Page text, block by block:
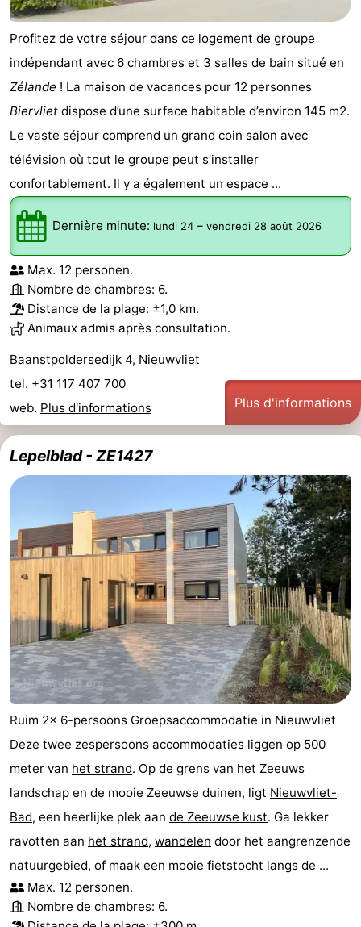
-
Médicales
Région
Walcheren
-
Veere
Domburg
-
Zoutelande
-
Vlissingen
-
Middelburg
Zeeuws-
Vlaanderen
-
Nieuwvliet
-
Breskens
-
Cadzand-
Dorp
-
Retranchement
-
Nature
Het
Zwin
Flandre-
Occidentale
-
Bruges
-
Gand
La
côte
-
Knokke-
Heist
-
Zeebrugge
-
Blankenberge
-
Wenduine
Météo
Profitez de votre séjour dans ce logement de groupe
indépendant avec 6 chambres et 3 salles de bain situé en
Zélande ! La maison de vacances pour 12 personnes
Biervliet dispose d’une surface habitable d’environ 145 m2.
Le vaste séjour comprend un grand coin salon avec
télévision où tout le groupe peut s’installer
confortablement. Il y a également un espace ...
Dernière minute: lundi 24 – vendredi 28 août 2026
Max. 12 personen.
Nombre de chambres: 6.
Distance de la plage: ±1,0 km.
Animaux admis après consultation.
Baanstpoldersedijk 4, Nieuwvliet
tel. +31 117 407 700
web. Plus d'informations Plus d'informations
Lepelblad - ZE1427
Ruim 2x 6-persoons Groepsaccommodatie in Nieuwvliet
Deze twee zespersoons accommodaties liggen op 500
meter van het strand. Op de grens van het Zeeuws
landschap en de mooie Zeeuwse duinen, ligt Nieuwvliet-
Bad, een heerlijke plek aan de Zeeuwse kust. Ga lekker
ravotten aan het strand, wandelen door het aangrenzende
natuurgebied, of maak een mooie fietstocht langs de ...
Max. 12 personen.
Nombre de chambres: 6.